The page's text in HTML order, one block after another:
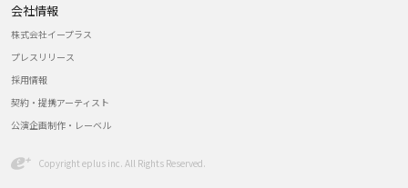
会社情報
株式会社イープラス
プレスリリース
採用情報
契約・提携アーティスト
公演企画制作・レーベル
Copyright eplus inc. All Rights Reserved.